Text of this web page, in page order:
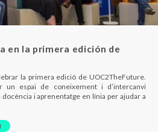
en la primera edición de
la primera edició de UOC2TheFuture.
un espai de coneixement i d’intercanvi
i aprenentatge en línia per ajudar a